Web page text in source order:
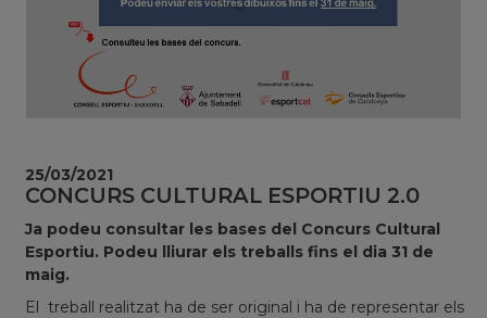
CONCURS CULTURAL ESPORTIU 2.0
Ja podeu consultar les bases del Concurs Cultural
Esportiu. Podeu lliurar els treballs fins el dia 31 de
maig.
El treball realitzat ha de ser original i ha de representar els
25/03/2021